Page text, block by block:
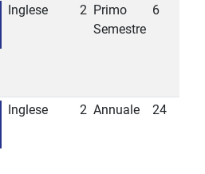
Inglese 2 Primo
Semestre
6
Inglese 2 Annuale 24